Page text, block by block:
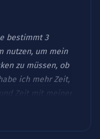
bestimmt 3
nutzen, um mein
zu müssen, ob
ich mehr Zeit,
Zeit mit meiner
im Zettel-Wirr-